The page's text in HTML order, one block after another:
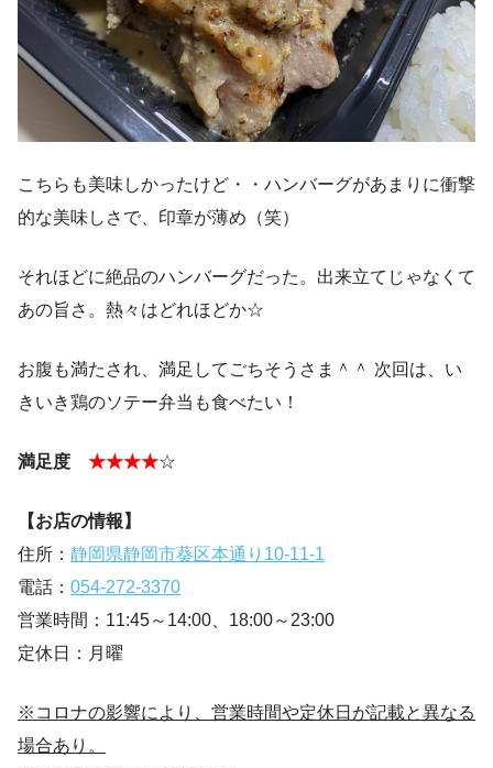
こちらも美味しかったけど・・ハンバーグがあまりに衝撃
的な美味しさで、印章が薄め（笑）
それほどに絶品のハンバーグだった。出来立てじゃなくて
あの旨さ。熱々はどれほどか☆
お腹も満たされ、満足してごちそうさま＾＾ 次回は、い
きいき鶏のソテー弁当も食べたい！
満足度 ★★★★☆
【お店の情報】
住所： 静岡県静岡市葵区本通り10-11-1
電話： 054-272-3370
営業時間：11:45～14:00、18:00～23:00
定休日：月曜
※コロナの影響により、営業時間や定休日が記載と異なる
場合あり。